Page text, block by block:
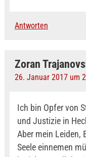
Antworten
Zoran
26. Januar 2017 um
Ich bin Opfer von
und Justizie in
Aber mein Leiden,
Seele einnemen